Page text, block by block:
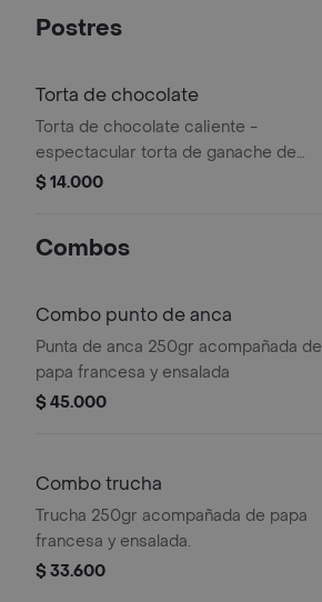
Postres
Torta de chocolate
Torta de chocolate caliente -
espectacular torta de ganache de
chocolate caliente acompañada de
$ 14.000
Combos
Combo punto de anca
Punta de anca 250gr acompañada de
papa francesa y ensalada
$ 45.000
Combo trucha
Trucha 250gr acompañada de papa
francesa y ensalada.
$ 33.600